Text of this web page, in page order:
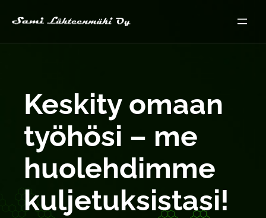
sisältöön
Keskity omaan
työhösi – me
huolehdimme
kuljetuksistasi!